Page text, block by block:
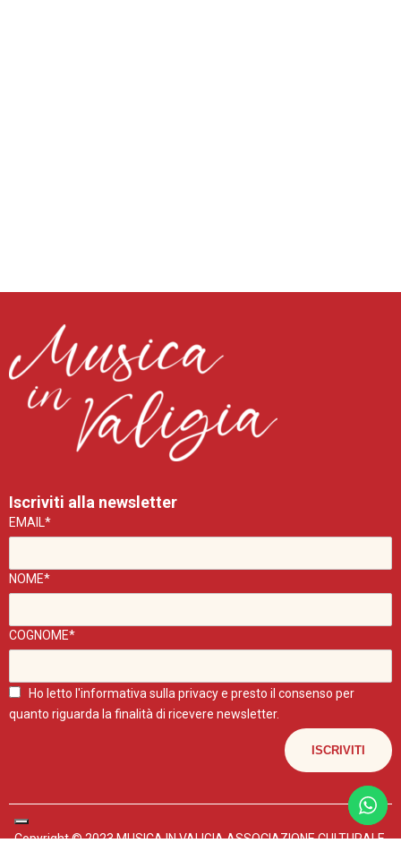
Iscriviti alla newsletter
EMAIL*
NOME*
COGNOME*
Ho letto l'informativa sulla privacye presto il consenso per
quanto riguarda la finalità di ricevere newsletter.
Copyright © 2023 MUSICA IN VALIGIA ASSOCIAZIONE CULTURALE.